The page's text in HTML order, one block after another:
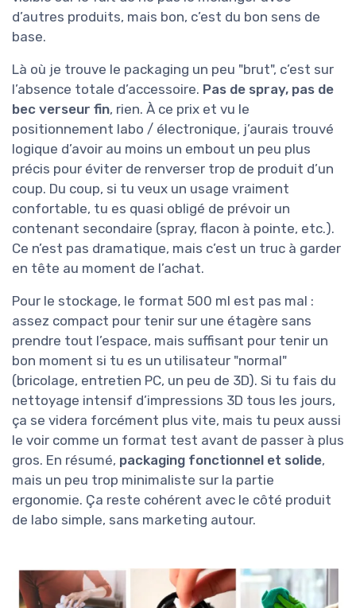
d’autres produits, mais bon, c’est du bon sens de
base.
Là où je trouve le packaging un peu "brut", c’est sur
l’absence totale d’accessoire. Pas de spray, pas de
bec verseur fin, rien. À ce prix et vu le
positionnement labo / électronique, j’aurais trouvé
logique d’avoir au moins un embout un peu plus
précis pour éviter de renverser trop de produit d’un
coup. Du coup, si tu veux un usage vraiment
confortable, tu es quasi obligé de prévoir un
contenant secondaire (spray, flacon à pointe, etc.).
Ce n’est pas dramatique, mais c’est un truc à garder
en tête au moment de l’achat.
Pour le stockage, le format 500 ml est pas mal :
assez compact pour tenir sur une étagère sans
prendre tout l’espace, mais suffisant pour tenir un
bon moment si tu es un utilisateur "normal"
(bricolage, entretien PC, un peu de 3D). Si tu fais du
nettoyage intensif d’impressions 3D tous les jours,
ça se videra forcément plus vite, mais tu peux aussi
le voir comme un format test avant de passer à plus
gros. En résumé, packaging fonctionnel et solide,
mais un peu trop minimaliste sur la partie
ergonomie. Ça reste cohérent avec le côté produit
de labo simple, sans marketing autour.